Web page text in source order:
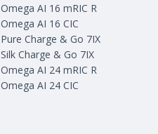
Omega AI 16 mRIC R
Omega AI 16 CIC
Pure Charge & Go 7IX
Silk Charge & Go 7IX
Omega AI 24 mRIC R
Omega AI 24 CIC